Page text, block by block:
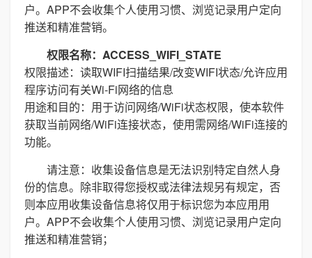
户。APP不会收集个人使用习惯、浏览记录用户定向
推送和精准营销。
权限名称：ACCESS_WIFI_STATE
权限描述：读取WIFI扫描结果/改变WIFI状态/允许应用
程序访问有关Wi-Fi网络的信息
用途和目的：用于访问网络/WiFi状态权限，使本软件
获取当前网络/WiFi连接状态，使用需网络/WiFi连接的
功能。
请注意：收集设备信息是无法识别特定自然人身
份的信息。除非取得您授权或法律法规另有规定，否
则本应用收集设备信息将仅用于标识您为本应用用
户。APP不会收集个人使用习惯、浏览记录用户定向
推送和精准营销；